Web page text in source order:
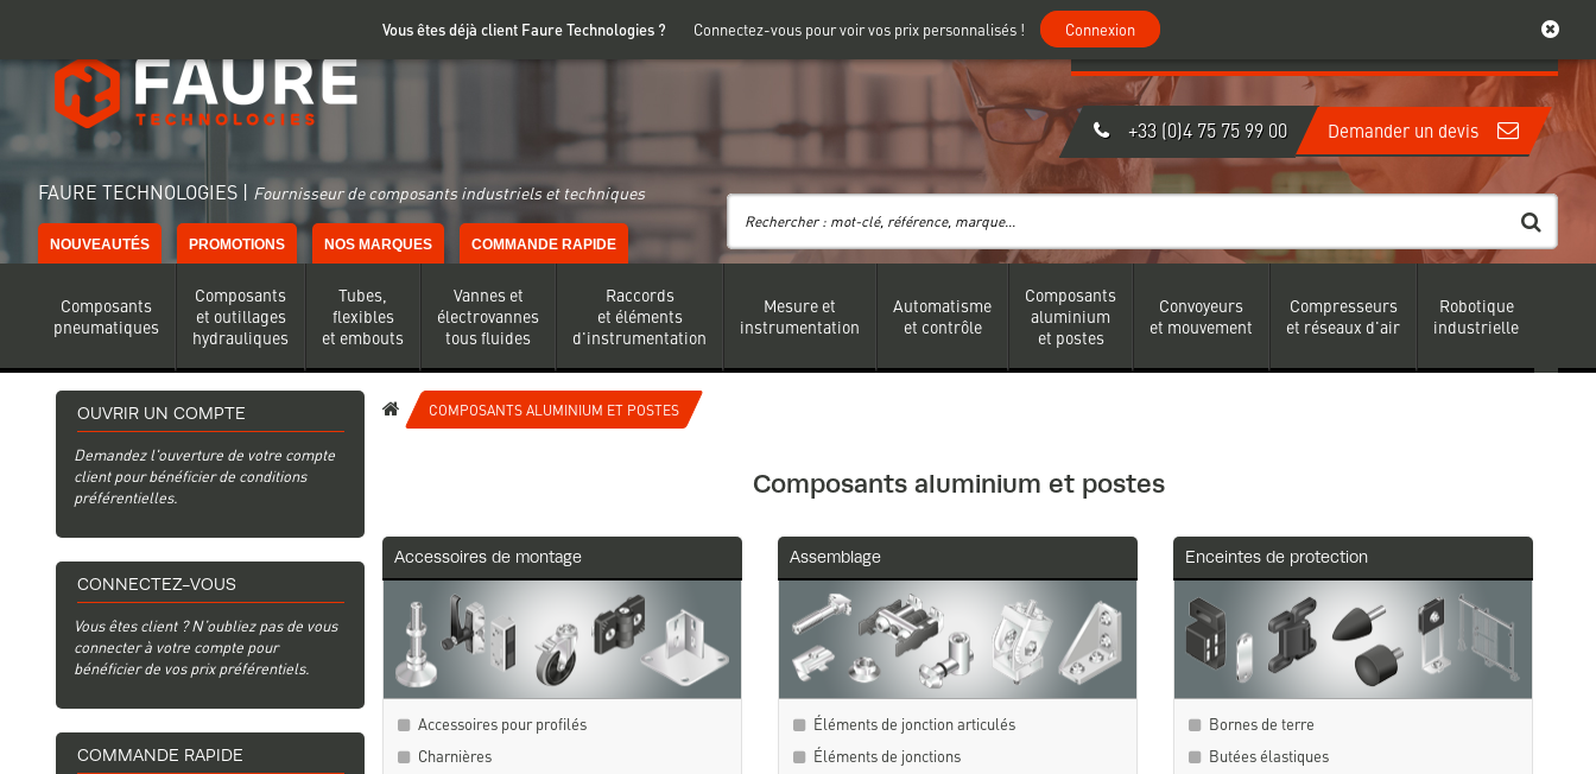
Vous êtes déjà client Faure Technologies ? Connectez-vous pour voir vos prix personnalisés ! Connexion
FAURE TECHNOLOGIES | Fournisseur de composants industriels et techniques
Mon compte
Connexion
+33 (0)4 75 75 99 00 Demander un devis
NOUVEAUTÉS PROMOTIONS NOS MARQUES COMMANDE RAPIDE
Composants
pneumatiques
Composants
et outillages
hydrauliques
Tubes,
flexibles
et embouts
Vannes et
électrovannes
tous fluides
Raccords
et éléments
d'instrumentation
Mesure et
instrumentation
Automatisme
et contrôle
Composants
aluminium
et postes
Convoyeurs
et mouvement
Compresseurs
et réseaux d'air
Robotique
industrielle
OUVRIR UN COMPTE
Demandez l'ouverture de votre compte
client pour bénéficier de conditions
préférentielles.
CONNECTEZ-VOUS
Vous êtes client ? N’oubliez pas de vous
connecter à votre compte pour
bénéficier de vos prix préférentiels.
COMMANDE RAPIDE
COMPOSANTS ALUMINIUM ET POSTES
composants aluminium et postes
Accessoires de montage
Accessoires pour profilés
Charnières
Assemblage
Éléments de jonction articulés
Éléments de jonctions
Enceintes de protection
Bornes de terre
Butées élastiques